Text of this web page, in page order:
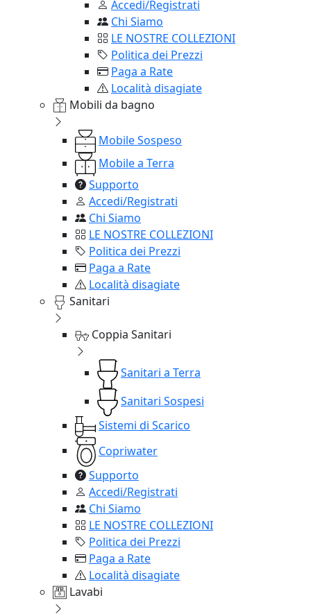
Accedi/Registrati
Chi Siamo
LE NOSTRE COLLEZIONI
Politica dei Prezzi
Paga a Rate
Località disagiate
Mobili da bagno
Mobile Sospeso
Mobile a Terra
Supporto
Accedi/Registrati
Chi Siamo
LE NOSTRE COLLEZIONI
Politica dei Prezzi
Paga a Rate
Località disagiate
Sanitari
Coppia Sanitari
Sanitari a Terra
Sanitari Sospesi
Sistemi di Scarico
Copriwater
Supporto
Accedi/Registrati
Chi Siamo
LE NOSTRE COLLEZIONI
Politica dei Prezzi
Paga a Rate
Località disagiate
Lavabi